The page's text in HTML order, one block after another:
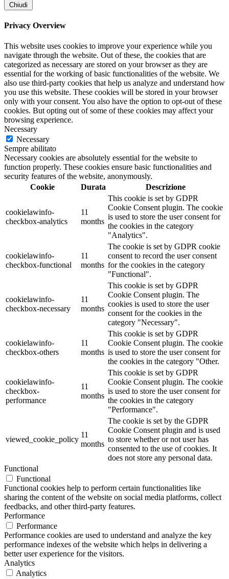
Chiudi
Privacy Overview
This website uses cookies to improve your experience while you
navigate through the website. Out of these, the cookies that are
categorized as necessary are stored on your browser as they are
essential for the working of basic functionalities of the website. We
also use third-party cookies that help us analyze and understand how
you use this website. These cookies will be stored in your browser
only with your consent. You also have the option to opt-out of these
cookies. But opting out of some of these cookies may affect your
browsing experience.
Necessary
Necessary
Sempre abilitato
Necessary cookies are absolutely essential for the website to
function properly. These cookies ensure basic functionalities and
security features of the website, anonymously.
Cookie
Durata Descrizione
cookielawinfo-
checkbox-analytics
11
months
This cookie is set by GDPR
Cookie Consent plugin. The cookie
is used to store the user consent for
the cookies in the category
"Analytics".
cookielawinfo-
checkbox-functional
11
months
The cookie is set by GDPR cookie
consent to record the user consent
for the cookies in the category
"Functional".
cookielawinfo-
checkbox-necessary
11
months
This cookie is set by GDPR
Cookie Consent plugin. The
cookies is used to store the user
consent for the cookies in the
category "Necessary".
cookielawinfo-
checkbox-others
11
months
This cookie is set by GDPR
Cookie Consent plugin. The cookie
is used to store the user consent for
the cookies in the category "Other.
cookielawinfo-
checkbox-
performance
11
months
This cookie is set by GDPR
Cookie Consent plugin. The cookie
is used to store the user consent for
the cookies in the category
"Performance".
viewed_cookie_policy
11
months
The cookie is set by the GDPR
Cookie Consent plugin and is used
to store whether or not user has
consented to the use of cookies. It
does not store any personal data.
Functional
Functional
Functional cookies help to perform certain functionalities like
sharing the content of the website on social media platforms, collect
feedbacks, and other third-party features.
Performance
Performance
Performance cookies are used to understand and analyze the key
performance indexes of the website which helps in delivering a
better user experience for the visitors.
Analytics
Analytics